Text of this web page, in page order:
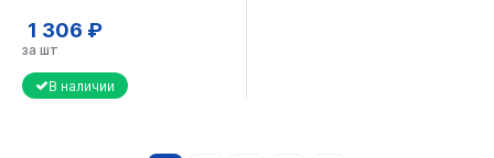
1 306 ₽
за шт
В наличии